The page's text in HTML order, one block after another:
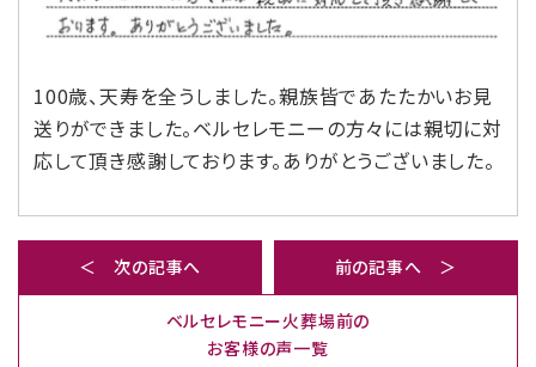
100歳、天寿を全うしました。親族皆であたたかいお見
送りができました。ベルセレモニーの方々には親切に対
応して頂き感謝しております。ありがとうございました。
＜ 次の記事へ
ベルセレモニー火葬場前の
お客様の声一覧
前の記事へ ＞